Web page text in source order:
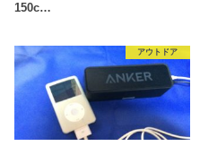
150c…
アウトドア